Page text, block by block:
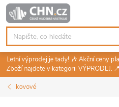
Přejít
na
obsah
Letní výprodej je tady! 🎶 Akční ceny
Zboží najdete v kategorii VÝPRODEJ. 📍
kovové